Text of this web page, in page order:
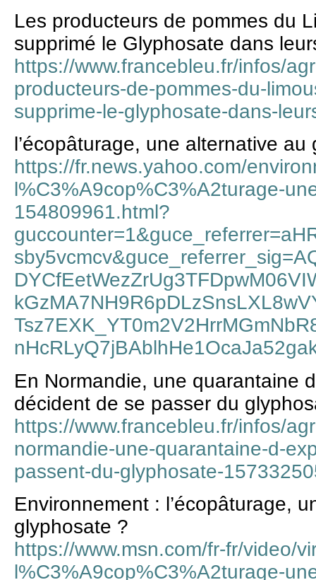
Les producteurs de pommes du
supprimé le Glyphosate dans
https://www.francebleu.fr/infos/
producteurs-de-pommes-du-
supprime-le-glyphosate-dans-
l’écopâturage, une alternative
https://fr.news.yahoo.com/
l%C3%A9cop%C3%A2turage-
154809961.html?
En Normandie, une quarantaine
décident de se passer du
https://www.francebleu.fr/infos/
normandie-une-quarantaine-d-
passent-du-glyphosate-
Environnement : l’écopâturage,
glyphosate ?
https://www.msn.com/fr-fr/video/
l%C3%A9cop%C3%A2turage-